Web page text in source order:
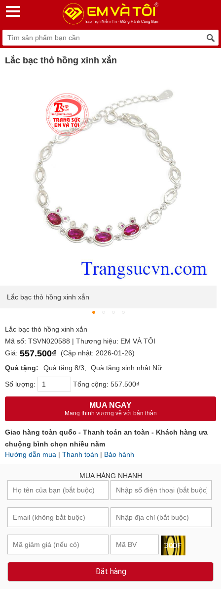
Lắc bạc thỏ hồng xinh xắn
Lắc bạc thỏ hồng xinh xắn
Lắc bạc thỏ hồng xinh xắn
Mã số: TSVN020588 | Thương hiệu: EM VÀ TÔI
Giá: 557.500₫
(Cập nhật: 2026-01-26)
Quà tặng:
Quà tặng 8/3 Quà tặng sinh nhật Nữ
Số lượng: Tổng cộng: 557.500₫
MUA NGAY
Mang thịnh vượng về với bản thân
Giao hàng toàn quốc - Thanh toán an toàn - Khách hàng ưa
chuộng bình chọn nhiều năm
Hướng dẫn mua | Thanh toán | Bảo hành
MUA HÀNG NHANH
Đặt hàng